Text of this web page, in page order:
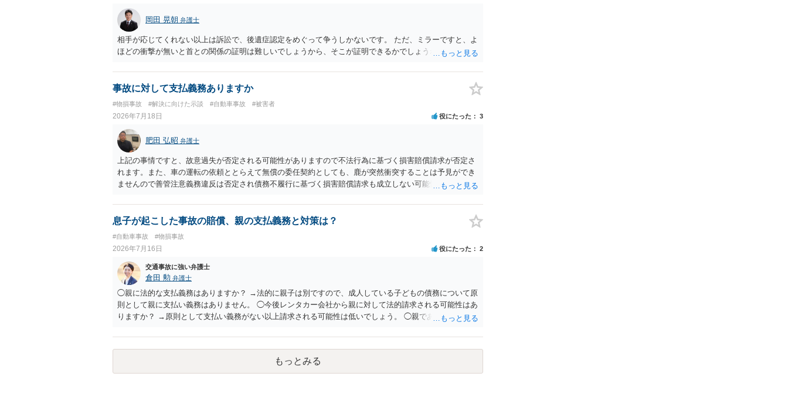
岡田 晃朝 弁護士
相手が応じてくれない以上は訴訟で、後遺症認定をめぐって争うしかないです。 ただ、ミラーですと、よ
ほどの衝撃が無いと首との関係の証明は難しいでしょうから、そこが証明できるかでしょうね。
事故に対して支払義務ありますか
#物損事故 #解決に向けた示談 #自動車事故 #被害者
2026年7月18日 役にたった 3
肥田 弘昭 弁護士
上記の事情ですと、故意過失が否定される可能性がありますので不法行為に基づく損害賠償請求が否定さ
れます。また、車の運転の依頼ととらえて無償の委任契約としても、鹿が突然衝突することは予見ができ
ませんので善管注意義務違反は否定され債務不履行に基づく損害賠償請求も成立しない可能性がありま
息子が起こした事故の賠償、親の支払義務と対策は？
#自動車事故 #物損事故
2026年7月16日 役にたった 2
交通事故に強い弁護士
倉田 勲 弁護士
◯親に法的な支払義務はありますか？ →法的に親子は別ですので、成人している子どもの債務について原
則として親に支払い義務はありません。 ◯今後レンタカー会社から親に対して法的請求される可能性はあ
りますか？ →原則として支払い義務がない以上請求される可能性は低いでしょう。 ◯親である私は今後
請求するよう言う程度かと思います。
もっとみる